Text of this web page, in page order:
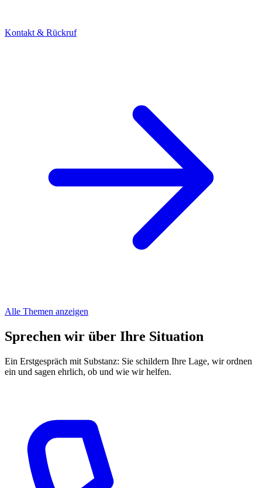
Kontakt & Rückruf
Alle Themen anzeigen
Sprechen wir über Ihre Situation
Ein Erstgespräch mit Substanz: Sie schildern Ihre Lage, wir ordnen
ein und sagen ehrlich, ob und wie wir helfen.